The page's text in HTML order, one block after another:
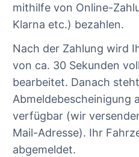
mithilfe von Online-
Klarna etc.) bezahlen.
Nach der Zahlung wird
von ca. 30 Sekunden
bearbeitet. Danach
Abmeldebescheinigung
verfügbar (wir
Mail-Adresse). Ihr
abgemeldet.